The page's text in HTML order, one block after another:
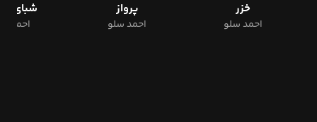
خزر
احمد سلو
پرواز
احمد سلو
شبای
احمد